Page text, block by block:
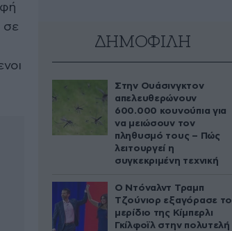
σε
ΔΗΜΟΦΙΛΗ
Στην Ουάσινγκτον
απελευθερώνουν
600.000 κουνούπια για
να μειώσουν τον
πληθυσμό τους – Πώς
λειτουργεί η
συγκεκριμένη τεχνική
Ο Ντόναλντ Τραμπ
Τζούνιορ εξαγόρασε το
μερίδιο της Κίμπερλι
Γκίλφοϊλ στην πολυτελή